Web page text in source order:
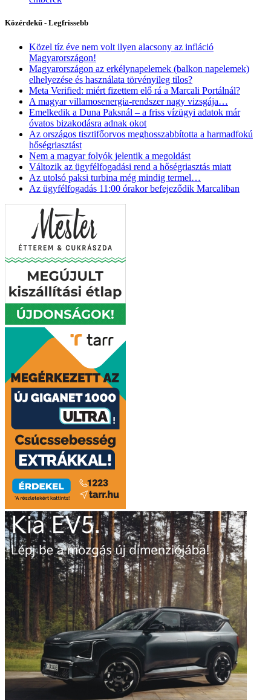
Közérdekű - Legfrissebb
Közel tíz éve nem volt ilyen alacsony az infláció
Magyarországon!
Magyarországon az erkélynapelemek (balkon napelemek)
elhelyezése és használata törvényileg tilos?
Meta Verified: miért fizettem elő rá a Marcali Portálnál?
A magyar villamosenergia-rendszer nagy vizsgája…
Emelkedik a Duna Paksnál – a friss vízügyi adatok már
óvatos bizakodásra adnak okot
Az országos tisztifőorvos meghosszabbította a harmadfokú
hőségriasztást
Nem a magyar folyók jelentik a megoldást
Változik az ügyfélfogadási rend a hőségriasztás miatt
Az utolsó paksi turbina még mindig termel…
Az ügyfélfogadás 11:00 órakor befejeződik Marcaliban